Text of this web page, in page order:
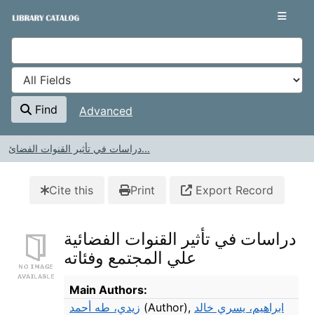
VuFind
Find Advanced
دراسات في تأثير القنوات الفضائ...
Cite this Print Export Record
دراسات في تأثير القنوات الفضائية
علي المجتمع وفئاته
Bibliographic Details
Main Authors:
زيدي، طه أحمد (Author), ابراهيم، يسري خالد